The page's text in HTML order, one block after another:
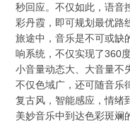
秒回应。不仅如此，语音
彩丹霞，即可规划最优路
旅途中，音乐是不可或缺
响系统，不仅实现了360
小音量动态大、大音量不
不仅色域广，还可随音乐
复古风，智能感应，情绪
美妙音乐中到达色彩斑斓